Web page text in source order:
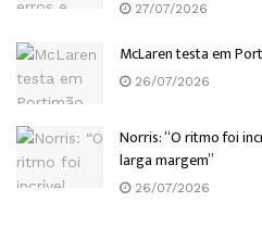
27/07/2026
McLaren testa em
26/07/2026
Norris: “O ritmo foi
larga margem”
26/07/2026